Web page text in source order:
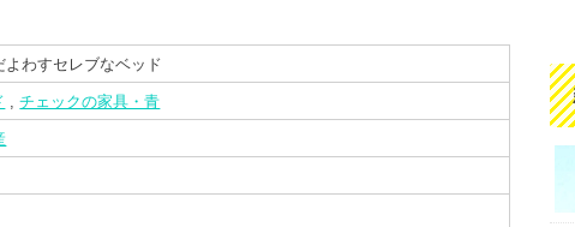
わすセレブなベッド
,チェックの家具・青